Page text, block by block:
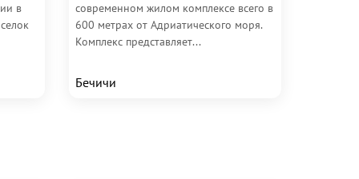
в
современном жилом комплексе всего в
600 метрах от Адриатического моря.
Комплекс представляет...
Бечичи